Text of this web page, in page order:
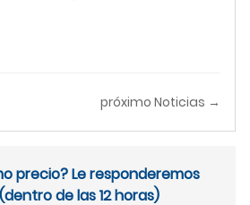
próximo Noticias →
precio? Le responderemos
de las 12 horas)